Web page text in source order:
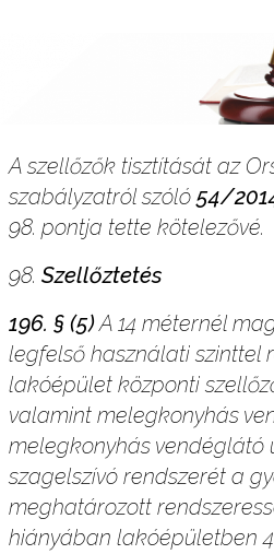
A szellőzők tisztítását az
szabályzatról szóló 54/
98. pontja tette kötelezővé.
98. Szellőztetés
196. § (5)A 14 méternél
legfelső használati szinttel
lakóépület központi
valamint melegkonyhás
melegkonyhás vendéglátó
szagelszívó rendszerét a
meghatározott
hiányában lakóépületben